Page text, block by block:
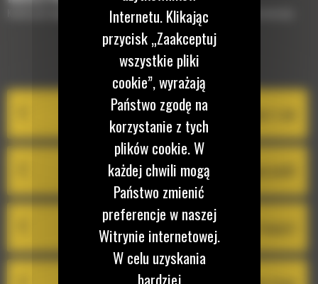
Krótki opis wyposażenia lub technologii potrzebnych do uzupełnienia maszyny
EQUIPMENT MANAGEMENT
System Cat Product Link
Internetu. Klikając
przycisk „Zaakceptuj
wszystkie pliki
cookie”, wyrażają
Państwo zgodę na
korzystanie z tych
plików cookie. W
każdej chwili mogą
Państwo zmienić
preferencje w naszej
Witrynie internetowej.
W celu uzyskania
bardziej